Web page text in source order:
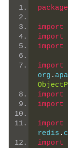
package
import
import
import
import
org .
import
import
import
redis .
import